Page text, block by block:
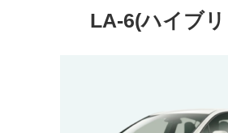
LA-6(ハイブ